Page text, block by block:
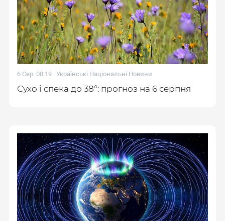
6 Сер. 08:19 . Українські Національні Новини
Сухо і спека до 38°: прогноз на 6 серпня